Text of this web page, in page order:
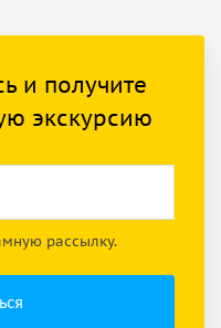
и получите
экскурсию
рассылку.